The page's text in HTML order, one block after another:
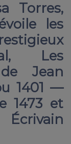
Torres,
les
Les
Jean
1401 —
1473 et